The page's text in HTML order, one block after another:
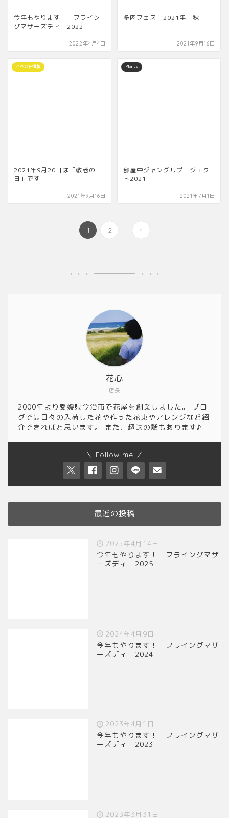
今年もやります！ フライン
グマザーズディ 2022
2022年4月4日
多肉フェス！2021年 秋
2021年9月16日
イベント情報
2021年9月20日は「敬老の
日」です
2021年9月16日
Plants
部屋中ジャングルプロジェク
ト2021
2021年7月1日
1 2 ... 4
店長
花心
2000年より愛媛県今治市で花屋を創業しました。 ブロ
グでは日々の入荷した花や作った花束やアレンジなど紹
介できればと思います。 また、趣味の話もあります♪
＼ Follow me ／
最近の投稿
2025年4月14日
今年もやります！ フライングマザ
ーズディ 2025
2024年4月9日
今年もやります！ フライングマザ
ーズディ 2024
2023年4月1日
今年もやります！ フライングマザ
ーズディ 2023
2023年3月31日